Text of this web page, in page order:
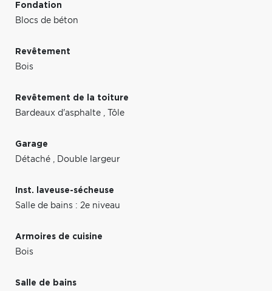
Fondation
Blocs de béton
Revêtement
Bois
Revêtement de la toiture
Bardeaux d'asphalte , Tôle
Garage
Détaché , Double largeur
Inst. laveuse-sécheuse
Salle de bains : 2e niveau
Armoires de cuisine
Bois
Salle de bains